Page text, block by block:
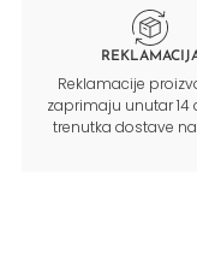
Reklamacije
zaprimaju unutar 14
trenutka dostave